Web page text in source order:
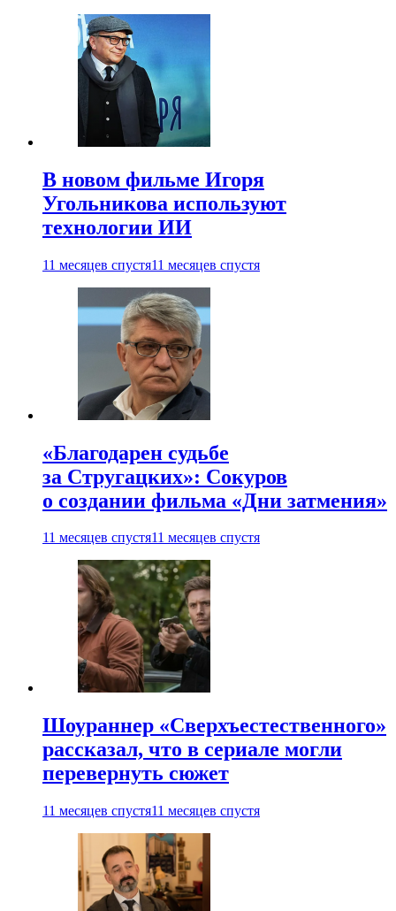
В новом фильме Игоря
Угольникова используют
технологии ИИ
11 месяцев спустя11 месяцев спустя
«Благодарен судьбе
за Стругацких»: Сокуров
о создании фильма «Дни затмения»
11 месяцев спустя11 месяцев спустя
Шоураннер «Сверхъестественного»
рассказал, что в сериале могли
перевернуть сюжет
11 месяцев спустя11 месяцев спустя